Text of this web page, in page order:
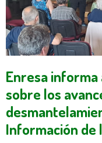
Enresa
sobre los
Información de